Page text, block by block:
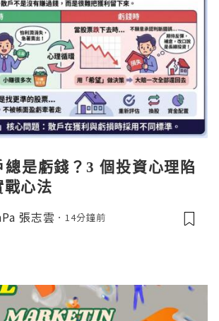
是虧錢？3 個投資心理陷
心法
張志雲 14分鐘前